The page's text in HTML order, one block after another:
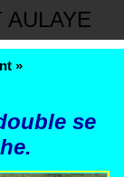
AULAYE
»
se